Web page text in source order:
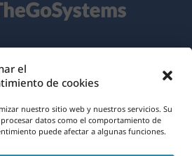
el
de cookies
nuestro sitio web y nuestros servicios. Su
datos como el comportamiento de
puede afectar a algunas funciones.
Política de Privacidad
a nuestro equipo(se
abre
(se
(se
(se